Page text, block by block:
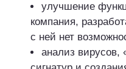
улучшение
компания,
с ней нет
анализ вирусов,